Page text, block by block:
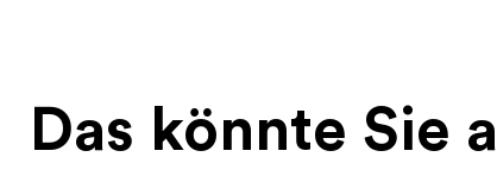
Das könnte Sie